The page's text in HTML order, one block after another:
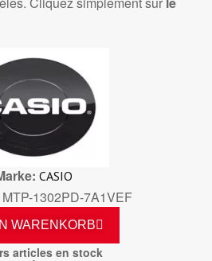
CASIO
MTP-1302PD-7A1VEF
WARENKORB
articles en stock